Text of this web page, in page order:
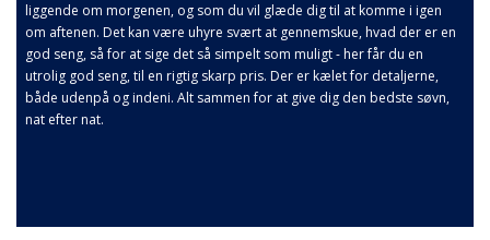
liggende om morgenen, og som du vil glæde dig til at komme i igen
om aftenen. Det kan være uhyre svært at gennemskue, hvad der er en
god seng, så for at sige det så simpelt som muligt - her får du en
utrolig god seng, til en rigtig skarp pris. Der er kælet for detaljerne,
både udenpå og indeni. Alt sammen for at give dig den bedste søvn,
nat efter nat.